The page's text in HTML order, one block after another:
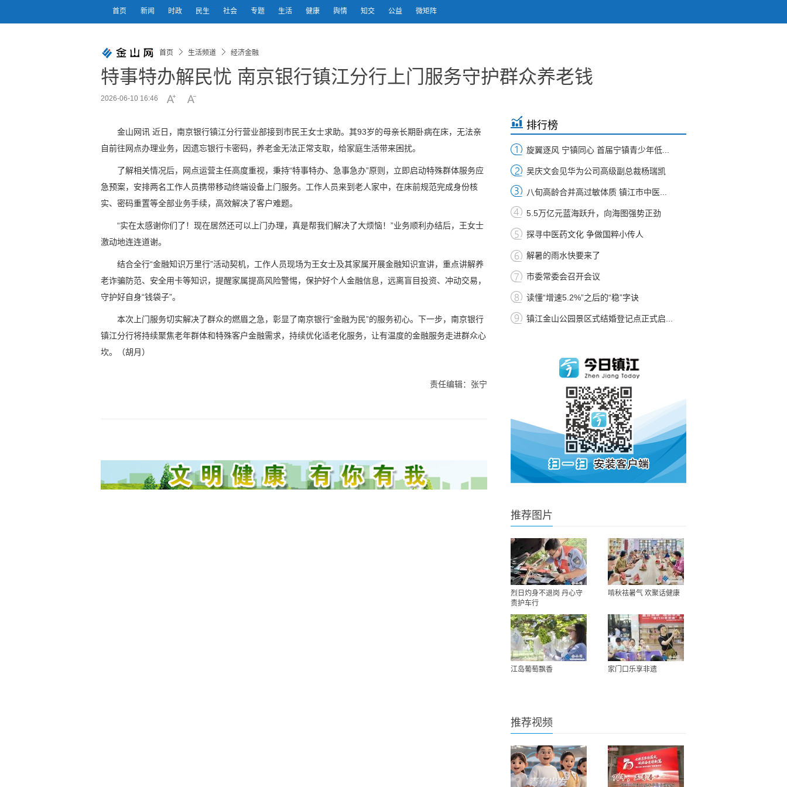
首页 新闻 时政 民生 社会 专题 生活 健康 舆情 知交 公益 微矩阵
首页 生活频道 经济金融
特事特办解民忧 南京银行镇江分行上门服务守护群众养老钱
2026-06-10 16:46
金山网讯 近日，南京银行镇江分行营业部接到市民王女士求助。其93岁的母亲长期卧病在床，无法亲
自前往网点办理业务，因遗忘银行卡密码，养老金无法正常支取，给家庭生活带来困扰。
了解相关情况后，网点运营主任高度重视，秉持“特事特办、急事急办”原则，立即启动特殊群体服务应
急预案，安排两名工作人员携带移动终端设备上门服务。工作人员来到老人家中，在床前规范完成身份核
实、密码重置等全部业务手续，高效解决了客户难题。
“实在太感谢你们了！现在居然还可以上门办理，真是帮我们解决了大烦恼！”业务顺利办结后，王女士
激动地连连道谢。
结合全行“金融知识万里行”活动契机，工作人员现场为王女士及其家属开展金融知识宣讲，重点讲解养
老诈骗防范、安全用卡等知识，提醒家属提高风险警惕，保护好个人金融信息，远离盲目投资、冲动交易，
守护好自身“钱袋子”。
本次上门服务切实解决了群众的燃眉之急，彰显了南京银行“金融为民”的服务初心。下一步，南京银行
镇江分行将持续聚焦老年群体和特殊客户金融需求，持续优化适老化服务，让有温度的金融服务走进群众心
坎。（胡月）
责任编辑：张宁
排行榜
旋翼逐风 宁镇同心 首届宁镇青少年低...
吴庆文会见华为公司高级副总裁杨瑞凯
八旬高龄合并高过敏体质 镇江市中医...
5.5万亿元蓝海跃升，向海图强势正劲
探寻中医药文化 争做国粹小传人
解暑的雨水快要来了
市委常委会召开会议
读懂“增速5.2%”之后的“稳”字诀
镇江金山公园景区式结婚登记点正式启...
推荐图片
烈日灼身不退岗 丹心守
责护车行
啃秋祛暑气 欢聚话健康
江岛葡萄飘香 家门口乐享非遗
推荐视频